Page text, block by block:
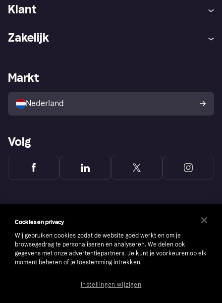
Klant
Winkeloverzicht
Kopersbescherming voor
consumenten
Zakelijk
Zakelijke login
Markt
Nederland
Volg
Cookies en privacy
Wij gebruiken cookies zodat de website goed werkt en om je
browsegedrag te personaliseren en analyseren. We delen ook
gegevens met onze advertentiepartners. Je kunt je voorkeuren op elk
moment beheren of je toestemming intrekken.
Instellingen wijzigen